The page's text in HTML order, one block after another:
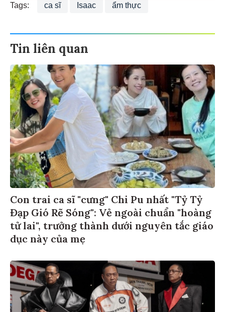
Tags: ca sĩ Isaac ẩm thực
Tin liên quan
Con trai ca sĩ "cưng" Chi Pu nhất "Tỷ Tỷ
Đạp Gió Rẽ Sóng": Vẻ ngoài chuẩn "hoàng
tử lai", trưởng thành dưới nguyên tắc giáo
dục này của mẹ